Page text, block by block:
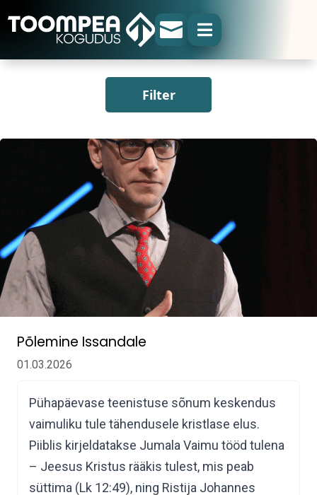
 
Filter
Põlemine Issandale
01.03.2026
Pühapäevase teenistuse sõnum keskendus
vaimuliku tule tähendusele kristlase elus.
Piiblis kirjeldatakse Jumala Vaimu tööd tulena
– Jeesus Kristus rääkis tulest, mis peab
süttima (Lk 12:49), ning Ristija Johannes